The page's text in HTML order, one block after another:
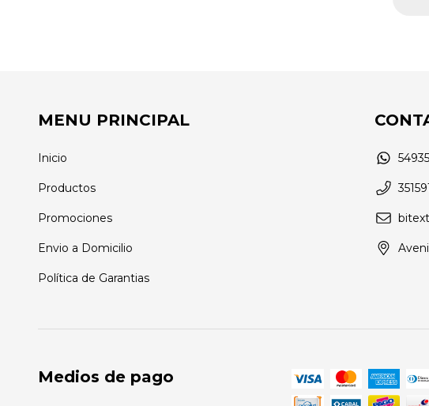
MENU PRINCIPAL
Inicio
Productos
Promociones
Envio a Domicilio
Política de Garantias
Medios de pago